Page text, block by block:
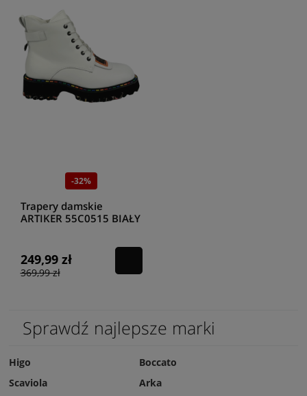
-32%
Trapery damskie
ARTIKER 55C0515 BIAŁY
249,99 zł
369,99 zł
Sprawdź najlepsze marki
Higo
Scaviola
Boccato
Arka